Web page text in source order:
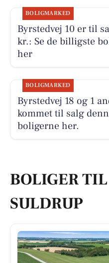
BOLIGMARKED
Byrstedvej 10 er til
kr.: Se de billigste
her
BOLIGMARKED
Byrstedvej 18 og 1
kommet til salg
boligerne her.
BOLIGER
SULDRUP